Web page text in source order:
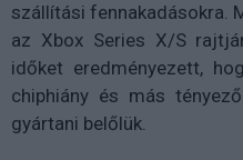
szállítási fennakadásokra.
az Xbox Series X/S
időket eredményezett,
chiphiány és más
gyártani belőlük.